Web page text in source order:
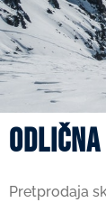
Pretprodaja